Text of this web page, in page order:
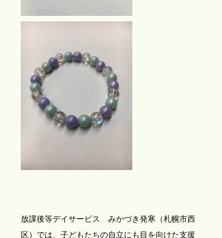
放課後等デイサービス みかづき発寒（札幌市西
区）では、子どもたちの自立にも目を向けた支援